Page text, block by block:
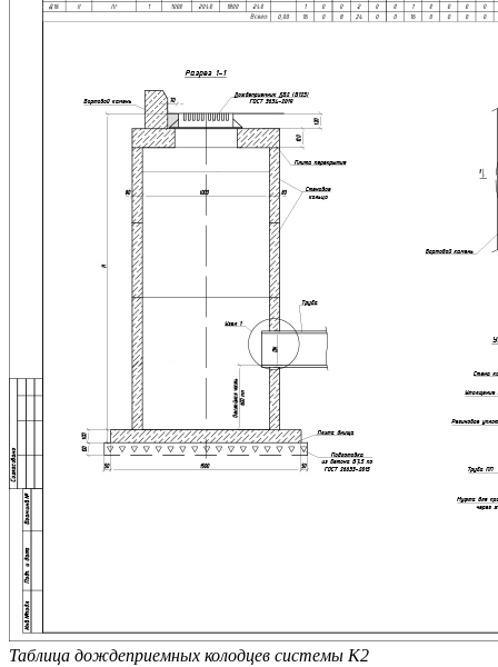
Таблица дождеприемных колодцев системы К2